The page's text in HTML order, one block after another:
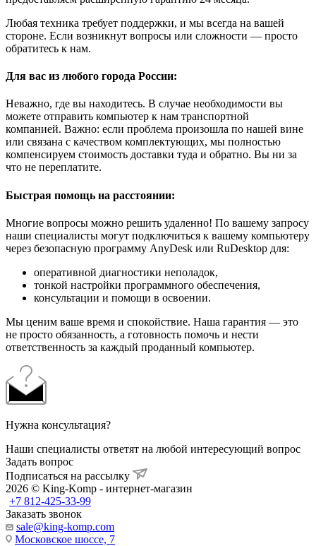
Любая техника требует поддержки, и мы всегда на вашей
стороне. Если возникнут вопросы или сложности — просто
обратитесь к нам.
Для вас из любого города России:
Неважно, где вы находитесь. В случае необходимости вы
можете отправить компьютер к нам транспортной
компанией. Важно: если проблема произошла по нашей вине
или связана с качеством комплектующих, мы полностью
компенсируем стоимость доставки туда и обратно. Вы ни за
что не переплатите.
Быстрая помощь на расстоянии:
Многие вопросы можно решить удаленно! По вашему запросу
наши специалисты могут подключиться к вашему компьютеру
через безопасную программу AnyDesk или RuDesktop для:
оперативной диагностики неполадок,
тонкой настройки программного обеспечения,
консультации и помощи в освоении.
Мы ценим ваше время и спокойствие. Наша гарантия — это
не просто обязанность, а готовность помочь и нести
ответственность за каждый проданный компьютер.
Нужна консультация?
Наши специалисты ответят на любой интересующий вопрос
Задать вопрос
Подписаться на рассылку
2026 © King-Komp - интернет-магазин
+7 812-425-33-99
Заказать звонок
sale@king-komp.com
Московское шоссе, 7